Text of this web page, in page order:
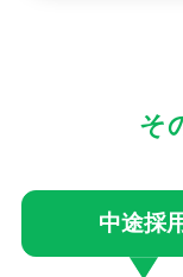
そ
中途採